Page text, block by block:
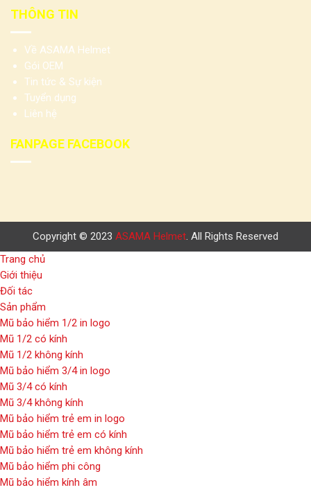
THÔNG TIN
Về ASAMA Helmet
Gói OEM
Tin tức & Sự kiện
Tuyển dụng
Liên hệ
FANPAGE FACEBOOK
Copyright © 2023 ASAMA Helmet. All Rights Reserved
Trang chủ
Giới thiệu
Đối tác
Sản phẩm
Mũ bảo hiểm 1/2 in logo
Mũ 1/2 có kính
Mũ 1/2 không kính
Mũ bảo hiểm 3/4 in logo
Mũ 3/4 có kính
Mũ 3/4 không kính
Mũ bảo hiểm trẻ em in logo
Mũ bảo hiểm trẻ em có kính
Mũ bảo hiểm trẻ em không kính
Mũ bảo hiểm phi công
Mũ bảo hiểm kính âm